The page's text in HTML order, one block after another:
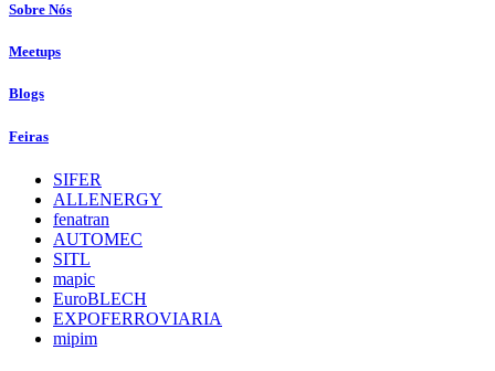
Sobre Nós
Meetups
Blogs
Feiras
SIFER
ALLENERGY
fenatran
AUTOMEC
SITL
mapic
EuroBLECH
EXPOFERROVIARIA
mipim